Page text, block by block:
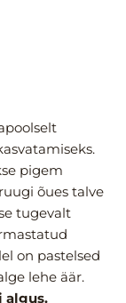
pigem
õues talve
tugevalt
on pastelsed
lehe äär.
algus.